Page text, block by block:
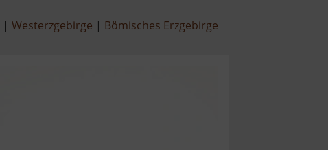
Westerzgebirge Bömisches Erzgebirge